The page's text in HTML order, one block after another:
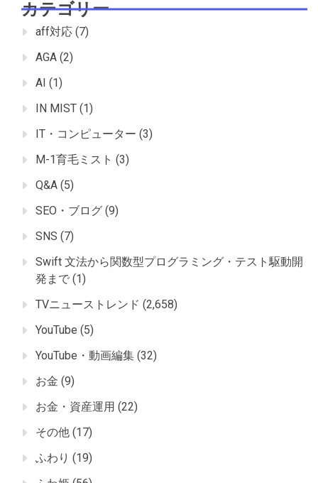
カテゴリー
aff対応 (7)
AGA (2)
AI (1)
IN MIST (1)
IT・コンピューター (3)
M-1育毛ミスト (3)
Q&A (5)
SEO・ブログ (9)
SNS (7)
Swift 文法から関数型プログラミング・テスト駆動開
発まで (1)
TVニューストレンド (2,658)
YouTube (5)
YouTube・動画編集 (32)
お金 (9)
お金・資産運用 (22)
その他 (17)
ふわり (19)